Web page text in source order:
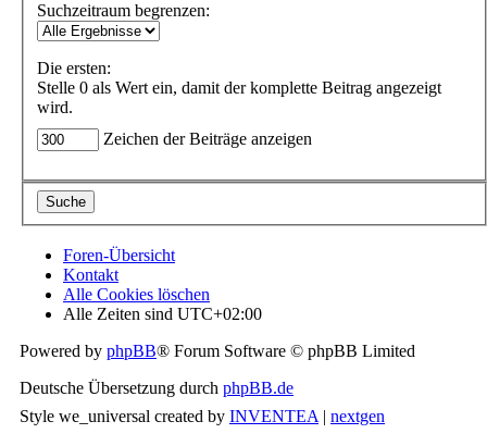
Suchzeitraum begrenzen:
Die ersten:
Stelle 0 als Wert ein, damit der komplette Beitrag angezeigt
wird.
Zeichen der Beiträge anzeigen
Foren-Übersicht
Kontakt
Alle Cookies löschen
Alle Zeiten sind UTC+02:00
Powered by phpBB® Forum Software © phpBB Limited
Deutsche Übersetzung durch phpBB.de
Style we_universal created by INVENTEA | nextgen